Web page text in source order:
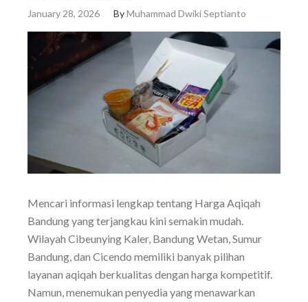
January 28, 2026 ByMuhammad Dwiki Septianto
Mencari informasi lengkap tentang Harga Aqiqah
Bandung yang terjangkau kini semakin mudah.
Wilayah Cibeunying Kaler, Bandung Wetan, Sumur
Bandung, dan Cicendo memiliki banyak pilihan
layanan aqiqah berkualitas dengan harga kompetitif.
Namun, menemukan penyedia yang menawarkan